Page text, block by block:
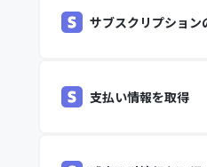
サブスクリプション
支払い情報を取得